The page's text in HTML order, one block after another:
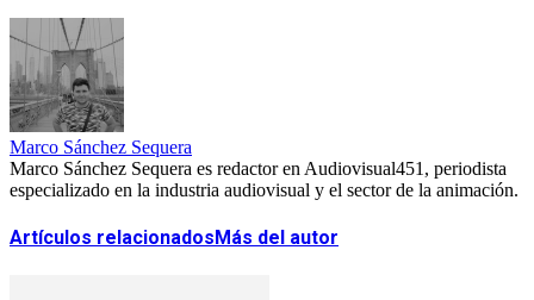
Marco Sánchez Sequera
Marco Sánchez Sequera es redactor en Audiovisual451, periodista
especializado en la industria audiovisual y el sector de la animación.
Artículos relacionados Más del autor